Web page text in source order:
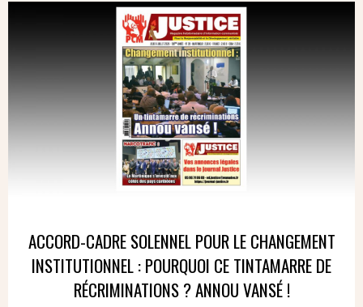
ACCORD-CADRE SOLENNEL POUR LE CHANGEMENT
INSTITUTIONNEL : POURQUOI CE TINTAMARRE DE
RÉCRIMINATIONS ? ANNOU VANSÉ !